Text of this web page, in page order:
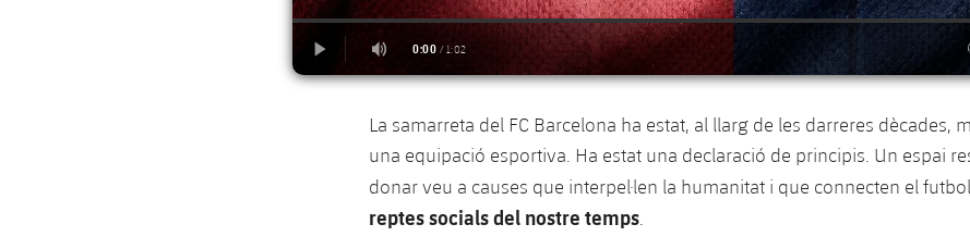
La samarreta del FC Barcelona ha estat, al llarg de les darreres dècades,
una equipació esportiva. Ha estat una declaració de principis. Un espai
donar veu a causes que interpel·len la humanitat i que connecten el
reptes socials del nostre temps.